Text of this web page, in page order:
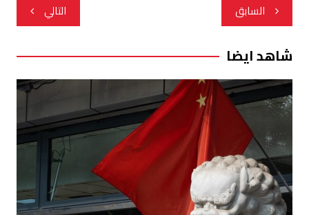
المقالات
السابق التالي
شاهد ايضا